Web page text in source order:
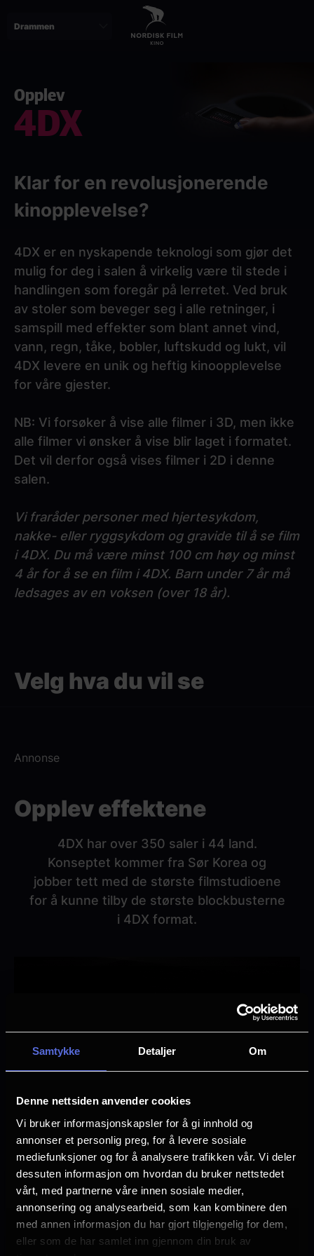
Samtykke Detaljer Om
Denne nettsiden anvender cookies
Vi bruker informasjonskapsler for å gi innhold og
annonser et personlig preg, for å levere sosiale
mediefunksjoner og for å analysere trafikken vår. Vi deler
dessuten informasjon om hvordan du bruker nettstedet
vårt, med partnerne våre innen sosiale medier,
annonsering og analysearbeid, som kan kombinere den
med annen informasjon du har gjort tilgjengelig for dem,
eller som de har samlet inn gjennom din bruk av
Opplev
4DX
Klar for en revolusjonerende
kinopplevelse?
4DX er en nyskapende teknologi som gjør det
mulig for deg i salen å virkelig være til stede i
handlingen som foregår på lerretet. Ved bruk
av stoler som beveger seg i alle retninger, i
samspill med effekter som blant annet vind,
vann, regn, tåke, bobler, luftskudd og lukt, vil
4DX levere en unik og heftig kinoopplevelse
for våre gjester.
NB: Vi forsøker å vise alle filmer i 3D, men ikke
alle filmer vi ønsker å vise blir laget i formatet.
Det vil derfor også vises filmer i 2D i denne
salen.
Vi fraråder personer med hjertesykdom,
nakke- eller ryggsykdom og gravide til å se film
i 4DX. Du må være minst 100 cm høy og minst
4 år for å se en film i 4DX. Barn under 7 år må
ledsages av en voksen (over 18 år).
Velg hva du vil se
Annonse
Opplev effektene
4DX har over 350 saler i 44 land.
Konseptet kommer fra Sør Korea og
jobber tett med de største filmstudioene
for å kunne tilby de største blockbusterne
i 4DX format.
Roll
Klikk på et ikon for å se effekten.
Roll Pitch Heave Fog Bubbles Face Air